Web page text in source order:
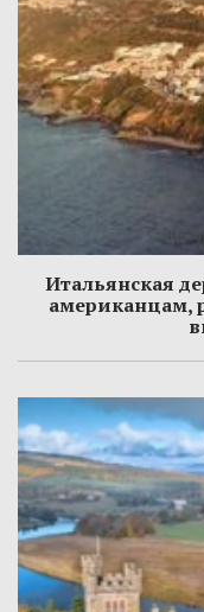
Итальянская
американцам,